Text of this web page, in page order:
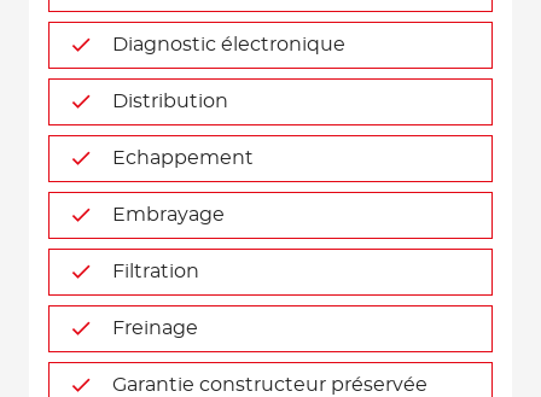
Diagnostic électronique
Distribution
Echappement
Embrayage
Filtration
Freinage
Garantie constructeur préservée